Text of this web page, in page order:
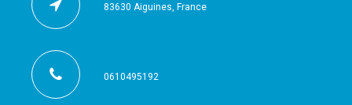
83630 Aiguines, France
0610495192